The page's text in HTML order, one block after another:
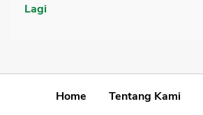
Lagi
Home Tentang Kami